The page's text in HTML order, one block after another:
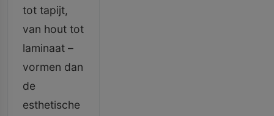
tot tapijt,
van hout tot
laminaat –
vormen dan
de
esthetische